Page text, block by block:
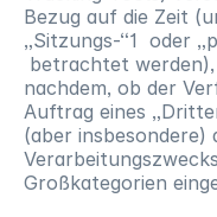
Bezug auf die Zeit
„Sitzungs-“1 oder
betrachtet
nachdem, ob der
Auftrag eines
(aber
Großkategorien